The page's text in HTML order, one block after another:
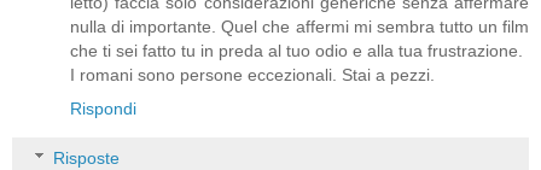
nulla di importante. Quel che affermi mi sembra tutto un film
che ti sei fatto tu in preda al tuo odio e alla tua frustrazione.
I romani sono persone eccezionali. Stai a pezzi.
Rispondi
Risposte